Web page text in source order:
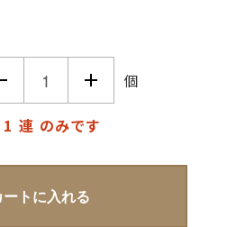
個
1 連 のみです
ートに入れる